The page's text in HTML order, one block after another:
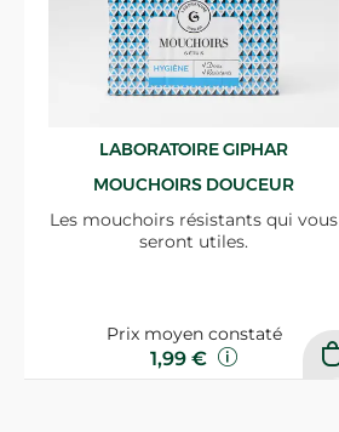
LABORATOIRE GIPHAR
MOUCHOIRS DOUCEUR
Les mouchoirs résistants qui vous
seront utiles.
Prix moyen constaté
1,99 €